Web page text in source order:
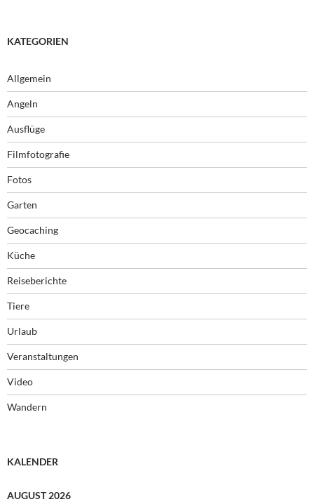
KATEGORIEN
Allgemein
Angeln
Ausflüge
Filmfotografie
Fotos
Garten
Geocaching
Küche
Reiseberichte
Tiere
Urlaub
Veranstaltungen
Video
Wandern
KALENDER
AUGUST 2026